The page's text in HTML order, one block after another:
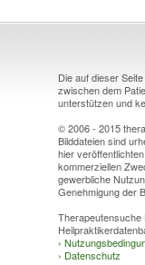
Die auf dieser
zwischen dem
unterstützen und
© 2006 - 2015
Bilddateien sind
hier
kommerziellen
gewerbliche
Genehmigung der
›
› Datenschutz